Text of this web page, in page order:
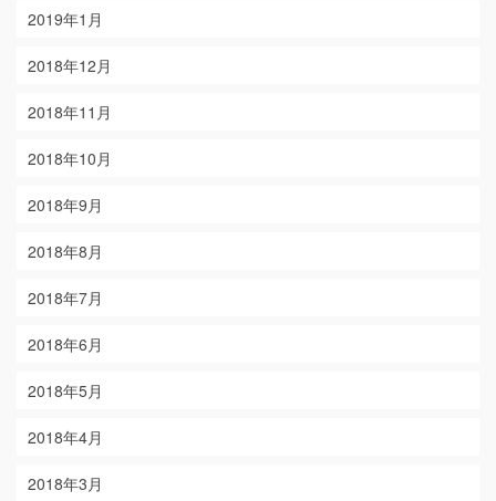
2019年1月
2018年12月
2018年11月
2018年10月
2018年9月
2018年8月
2018年7月
2018年6月
2018年5月
2018年4月
2018年3月